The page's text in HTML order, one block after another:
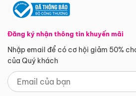
Đăng ký nhận thông tin khuyến mãi
Nhập email để có cơ hội giảm 50%
của Quý khách